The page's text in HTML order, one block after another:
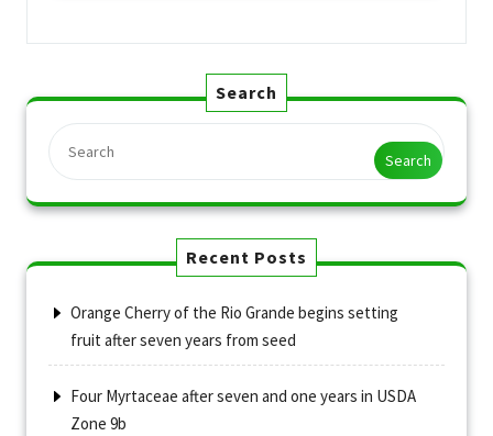
Search
Search
Recent Posts
Orange Cherry of the Rio Grande begins setting
fruit after seven years from seed
Four Myrtaceae after seven and one years in USDA
Zone 9b